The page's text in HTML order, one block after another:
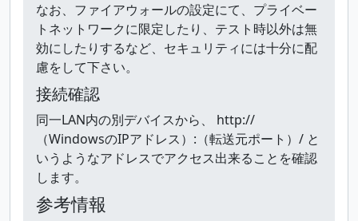
なお、ファイアウォールの設定にて、プライベー
トネットワークに限定したり、テスト時以外は無
効にしたりするなど、セキュリティには十分に配
慮をして下さい。
接続確認
同一LAN内の別デバイスから、 http://
（WindowsのIPアドレス）:（転送元ポート）/ と
いうようなアドレスでアクセス出来ることを確認
します。
参考情報